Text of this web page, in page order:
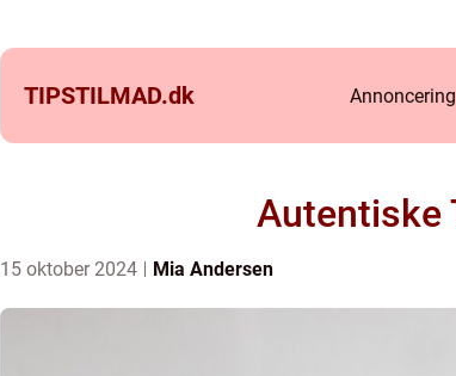
TIPSTILMAD.dk Annoncering
Autentiske
15 oktober 2024 Mia Andersen